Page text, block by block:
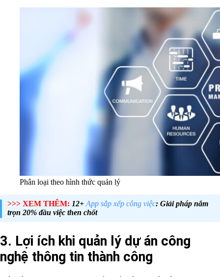
Phân loại theo hình thức quản lý
>>> XEM THÊM: 12+ App sắp xếp công việc: Giải pháp nắm
trọn 20% đầu việc then chốt
3. Lợi ích khi quản lý dự án công
nghệ thông tin thành công